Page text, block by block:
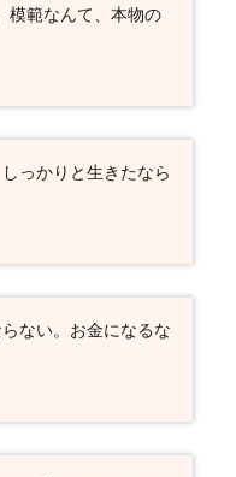
模範なんて、本物の
っかりと生きたなら
ない。お金になるな